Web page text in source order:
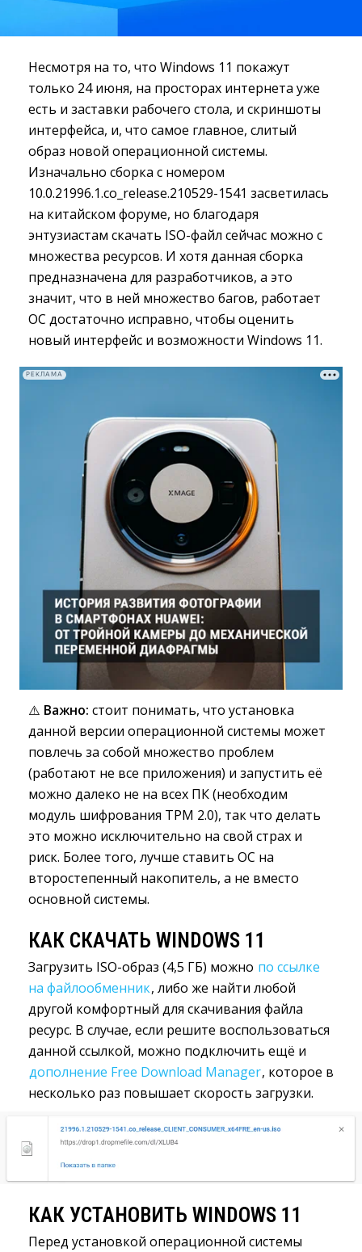
Несмотря на то, что Windows 11 покажут
только 24 июня, на просторах интернета уже
есть и заставки рабочего стола, и скриншоты
интерфейса, и, что самое главное, слитый
образ новой операционной системы.
Изначально сборка с номером
10.0.21996.1.co_release.210529-1541 засветилась
на китайском форуме, но благодаря
энтузиастам скачать ISO-файл сейчас можно с
множества ресурсов. И хотя данная сборка
предназначена для разработчиков, а это
значит, что в ней множество багов, работает
ОС достаточно исправно, чтобы оценить
новый интерфейс и возможности Windows 11.
РЕКЛАМА
⚠️ Важно: стоит понимать, что установка
данной версии операционной системы может
повлечь за собой множество проблем
(работают не все приложения) и запустить её
можно далеко не на всех ПК (необходим
модуль шифрования TPM 2.0), так что делать
это можно исключительно на свой страх и
риск. Более того, лучше ставить ОС на
второстепенный накопитель, а не вместо
основной системы.
КАК СКАЧАТЬ WINDOWS 11
Загрузить ISO-образ (4,5 ГБ) можно по ссылке
на файлообменник, либо же найти любой
другой комфортный для скачивания файла
ресурс. В случае, если решите воспользоваться
данной ссылкой, можно подключить ещё и
дополнение Free Download Manager, которое в
несколько раз повышает скорость загрузки.
КАК УСТАНОВИТЬ WINDOWS 11
Перед установкой операционной системы